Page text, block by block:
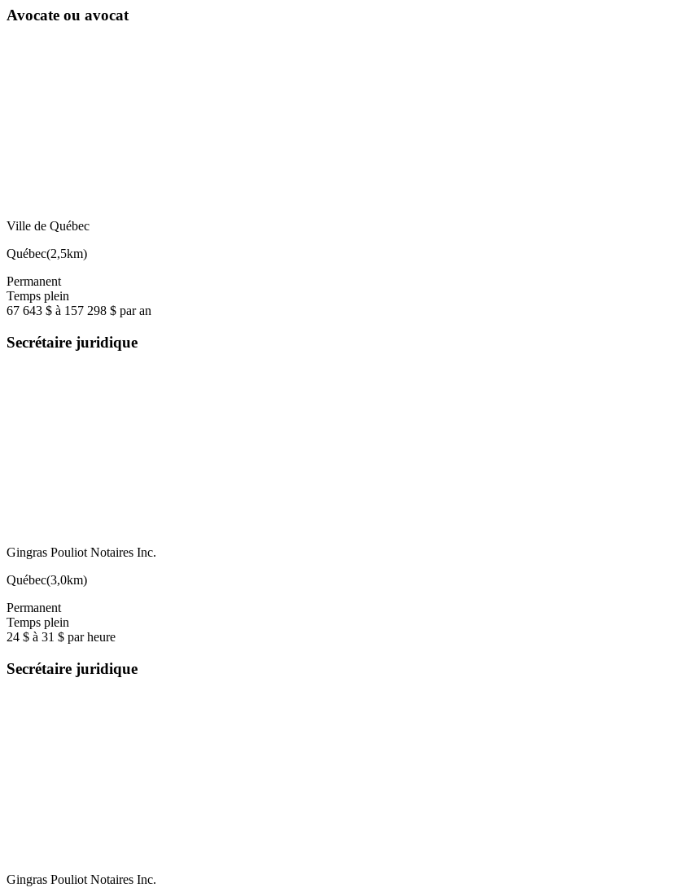
Avocate ou avocat
Ville de Québec
Québec(2,5km)
Permanent
Temps plein
67 643 $ à 157 298 $ par an
Secrétaire juridique
Gingras Pouliot Notaires Inc.
Québec(3,0km)
Permanent
Temps plein
24 $ à 31 $ par heure
Secrétaire juridique
Gingras Pouliot Notaires Inc.